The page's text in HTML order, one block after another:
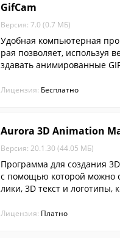
GifCam
Версия: 7.0 (0.7 МБ)
Удобная компьютерная
рая позволяет, используя
здавать анимированные
Лицензия: Бесплатно
Aurora 3D Animation
Версия: 20.1.30 (44.05 МБ)
Программа для создания
с помощью которой можно
лики, 3D текст и логотипы,
нтациях и любых других
Лицензия: Платно